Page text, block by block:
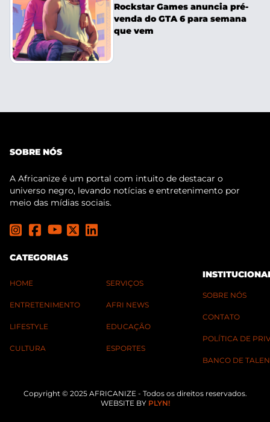
Rockstar Games anuncia pré-
venda do GTA 6 para semana
que vem
SOBRE NÓS
A Africanize é um portal com intuito de destacar o
universo negro, levando notícias e entretenimento por
meio das mídias sociais.
CATEGORIAS
HOME
ENTRETENIMENTO
LIFESTYLE
CULTURA
SERVIÇOS
AFRI NEWS
EDUCAÇÃO
ESPORTES
SOBRE NÓS
CONTATO
POLÍTICA DE
BANCO DE
Copyright © 2025 AFRICANIZE - Todos os direitos reservados.
WEBSITE BY PLYN!